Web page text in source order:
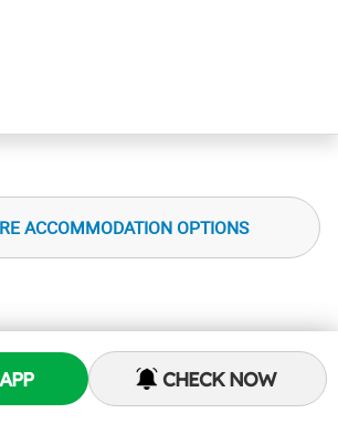
CHECK NOW
ACCOMMODATION OPTIONS